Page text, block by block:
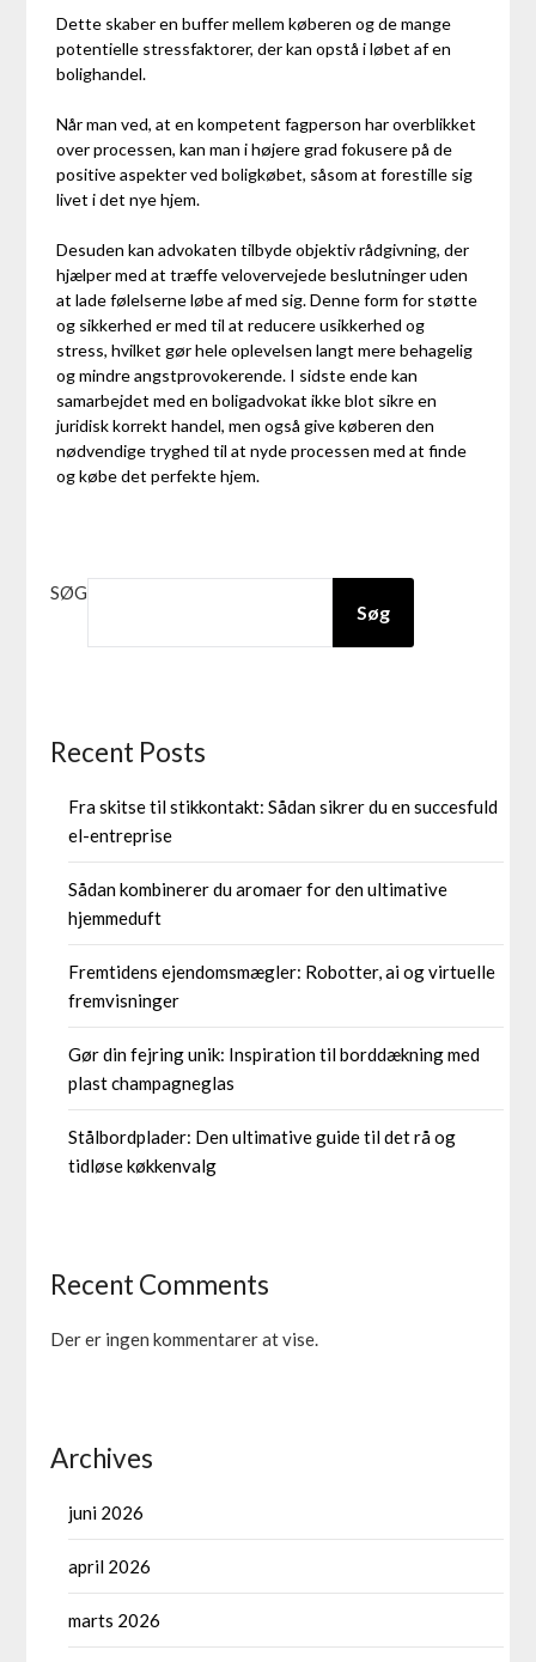
Dette skaber en buffer mellem køberen og de mange
potentielle stressfaktorer, der kan opstå i løbet af en
bolighandel.
Når man ved, at en kompetent fagperson har overblikket
over processen, kan man i højere grad fokusere på de
positive aspekter ved boligkøbet, såsom at forestille sig
livet i det nye hjem.
Desuden kan advokaten tilbyde objektiv rådgivning, der
hjælper med at træffe velovervejede beslutninger uden
at lade følelserne løbe af med sig. Denne form for støtte
og sikkerhed er med til at reducere usikkerhed og
stress, hvilket gør hele oplevelsen langt mere behagelig
og mindre angstprovokerende. I sidste ende kan
samarbejdet med en boligadvokat ikke blot sikre en
juridisk korrekt handel, men også give køberen den
nødvendige tryghed til at nyde processen med at finde
og købe det perfekte hjem.
SØG
Søg
Recent Posts
Fra skitse til stikkontakt: Sådan sikrer du en succesfuld
el-entreprise
Sådan kombinerer du aromaer for den ultimative
hjemmeduft
Fremtidens ejendomsmægler: Robotter, ai og virtuelle
fremvisninger
Gør din fejring unik: Inspiration til borddækning med
plast champagneglas
Stålbordplader: Den ultimative guide til det rå og
tidløse køkkenvalg
Recent Comments
Der er ingen kommentarer at vise.
Archives
juni 2026
april 2026
marts 2026